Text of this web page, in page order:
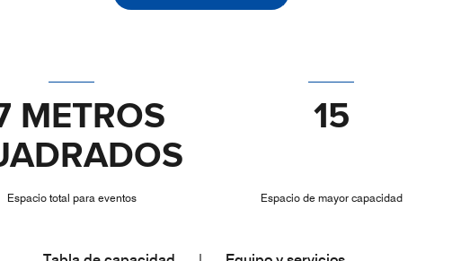
METROS
Espacio total para eventos
15
Espacio de mayor capacidad